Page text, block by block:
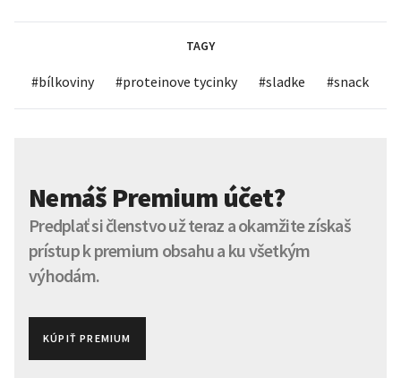
TAGY
#bílkoviny #proteinove tycinky #sladke #snack
Nemáš Premium účet?
Predplať si členstvo už teraz a okamžite získaš
prístup k premium obsahu a ku všetkým
výhodám.
KÚPIŤ PREMIUM